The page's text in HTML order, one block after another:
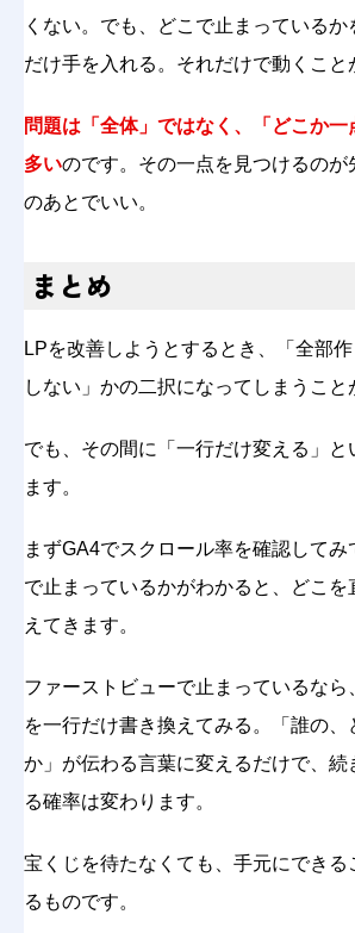
くない。でも、どこで止まっているか
だけ手を入れる。それだけで動くこと
問題は「全体」ではなく、「どこか
多いのです。その一点を見つけるのが
のあとでいい。
まとめ
LPを改善しようとするとき、「全部
しない」かの二択になってしまうこと
でも、その間に「一行だけ変える」と
ます。
まずGA4でスクロール率を確認してみ
で止まっているかがわかると、どこを
えてきます。
ファーストビューで止まっているなら
を一行だけ書き換えてみる。「誰の、
か」が伝わる言葉に変えるだけで、続
る確率は変わります。
宝くじを待たなくても、手元にできる
るものです。